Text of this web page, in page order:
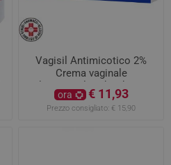
Vagisil Antimicotico 2%
Crema vaginale
clotrimazolo tubo da 30g
ora € 11,93
Prezzo consigliato: € 15,90